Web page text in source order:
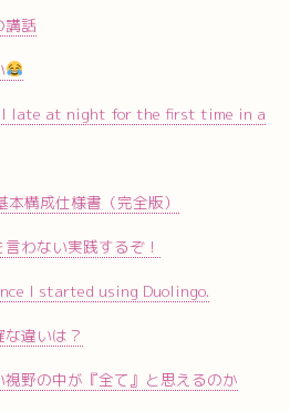
講話
late at night for the first time in a
本構成仕様書（完全版）
わない実践するぞ！
I started using Duolingo.
違いは？
野の中が『全て』と思えるのか